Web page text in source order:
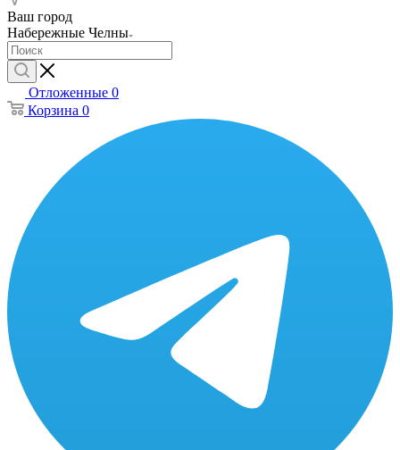
Ваш город
Набережные Челны
Отложенные 0
Корзина 0